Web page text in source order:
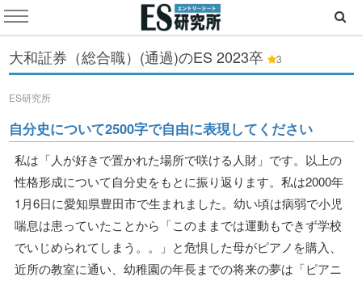
大和証券（総合職）(通過)のES 2023卒 3
ES研究所
自分史について2500字で自由に表現してください
私は「人が好きで置かれた場所で咲ける人財」です。以上の
性格形成について自分史をもとに振り返ります。私は2000年
1月6日に愛知県豊田市で生まれました。幼い頃は病弱で小児
喘息は患っていたことから「このままでは運動もできず学校
でいじめられてしまう。。」と危惧した母がピアノを購入、
近所の教室に通い、幼稚園の年長までの将来の夢は「ピアニ